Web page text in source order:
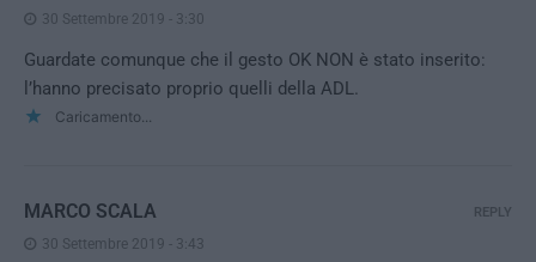
30 Settembre 2019 - 3:30
Guardate comunque che il gesto OK NON è stato inserito:
l’hanno precisato proprio quelli della ADL.
Caricamento...
MARCO SCALA
30 Settembre 2019 - 3:43
REPLY